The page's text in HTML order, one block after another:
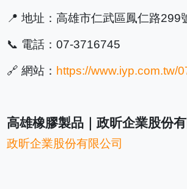
📍 地址：高雄市仁武區鳳仁路299
📞 電話：07-3716745
🔗 網站： https://www.iyp.com.tw/
高雄橡膠製品｜政昕企業股份
政昕企業股份有限公司